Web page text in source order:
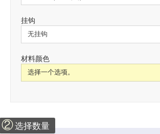
挂钩
材料颜色
②选择数量